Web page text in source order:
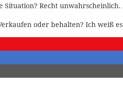
Recht
oder behalten? Ich weiß